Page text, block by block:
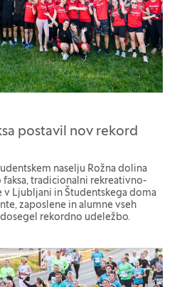
postavil nov rekord
naselju Rožna dolina
faksa, tradicionalni rekreativno-
Ljubljani in Študentskega doma
zaposlene in alumne vseh
rekordno udeležbo.